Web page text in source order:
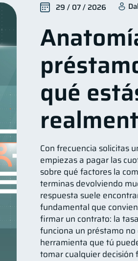
financiera 8 Préstamos
5 Derechos & Deberes
Criptomonedas 2 Inversiones 2
Educación Financiera 1 Fraudes 1
ahorro Retiro
29 / 07 / 2026
qué
Con frecuencia solicitas
empiezas a pagar las
sobre qué factores la
terminas devolviendo
respuesta suele
fundamental que
firmar un contrato: la
funciona un préstamo no
herramienta que tú
tomar cualquier decisión